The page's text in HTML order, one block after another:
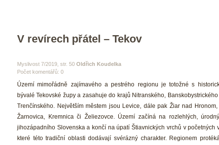
V revírech přátel – Tekov
Myslivost 7/2019, str. 50 Oldřich Koudelka
Počet komentářů: 0
Území mimořádně zajímavého a pestrého regionu je totožné s
bývalé Tekovské župy a zasahuje do krajů Nitranského,
Trenčínského. Největším městem jsou Levice, dále pak Žiar nad
Žarnovica, Kremnica či Želiezovce. Území začíná na rozlehlých,
jihozápadního Slovenska a končí na úpatí Štiavnických vrchů v početných
které této tradiční oblasti dodávají svérázný charakter. Regionem